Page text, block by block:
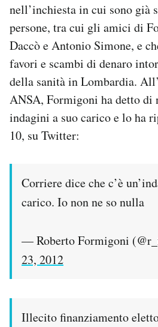
CALENDARIO
AREA PERSONALE
Area Personale
Newsletter
Notifiche mobile
Esci
nell’inchiesta in cui sono già
persone, tra cui gli amici di
Daccò e Antonio Simone, e
favori e scambi di denaro
della sanità in Lombardia.
ANSA, Formigoni ha detto di
indagini a suo carico e lo ha
10, su Twitter:
Corriere dice che c’è
carico. Io non ne so nulla
— Roberto Formigoni
23, 2012
Illecito finanziamento